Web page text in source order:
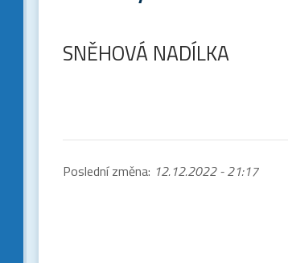
SNĚHOVÁ NADÍLKA
Poslední změna: 12.12.2022 - 21:17